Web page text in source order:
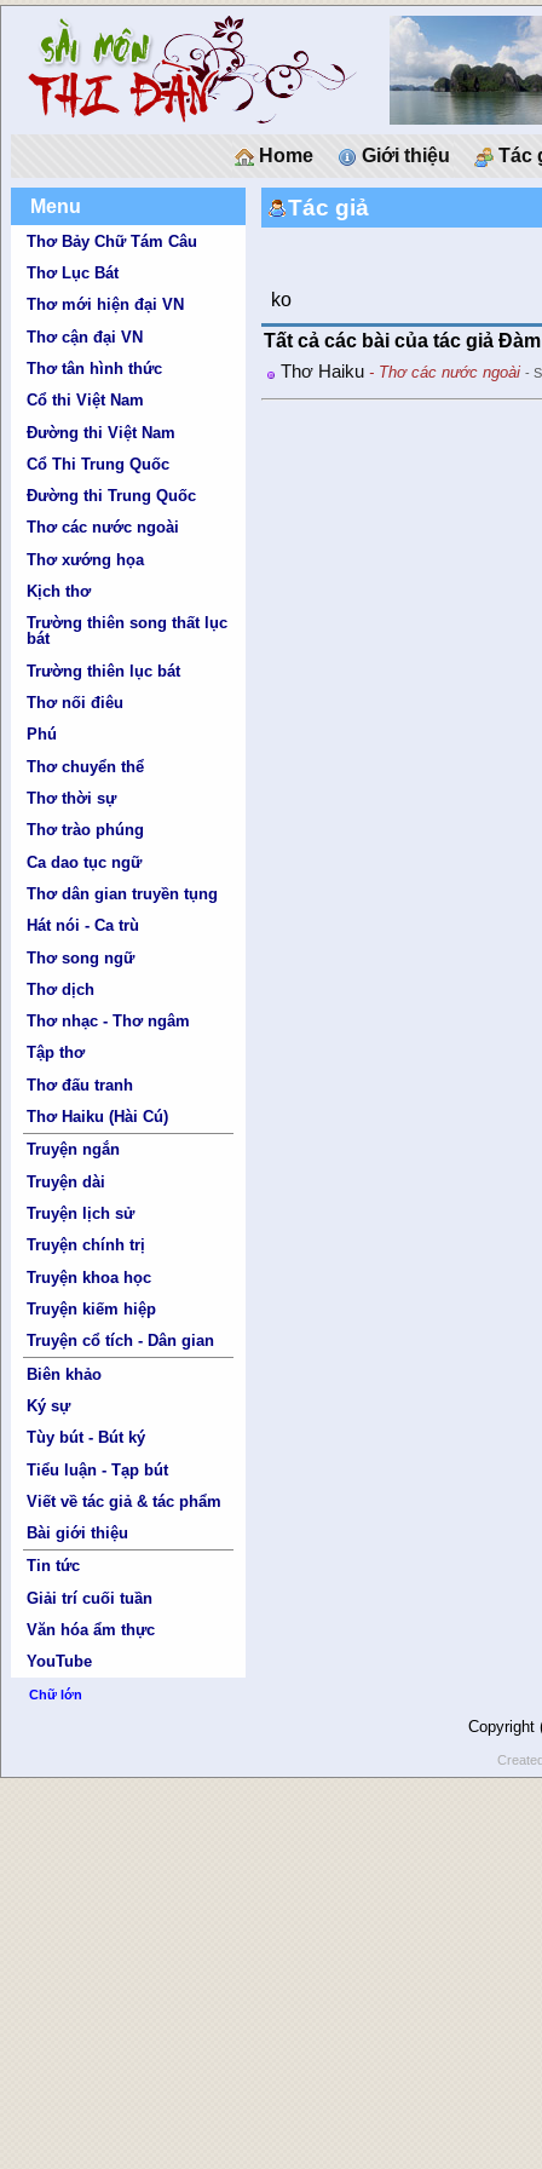
Home Giới thiệu Tác
Menu
Thơ Bảy Chữ Tám Câu
Thơ Lục Bát
Thơ mới hiện đại VN
Thơ cận đại VN
Thơ tân hình thức
Cổ thi Việt Nam
Đường thi Việt Nam
Cổ Thi Trung Quốc
Đường thi Trung Quốc
Thơ các nước ngoài
Thơ xướng họa
Kịch thơ
Trường thiên song thất lục
bát
Trường thiên lục bát
Thơ nối điêu
Phú
Thơ chuyển thể
Thơ thời sự
Thơ trào phúng
Ca dao tục ngữ
Thơ dân gian truyền tụng
Hát nói - Ca trù
Thơ song ngữ
Thơ dịch
Thơ nhạc - Thơ ngâm
Tập thơ
Thơ đấu tranh
Thơ Haiku (Hài Cú)
Truyện ngắn
Truyện dài
Truyện lịch sử
Truyện chính trị
Truyện khoa học
Truyện kiếm hiệp
Truyện cổ tích - Dân gian
Biên khảo
Ký sự
Tùy bút - Bút ký
Tiểu luận - Tạp bút
Viết về tác giả & tác phẩm
Bài giới thiệu
Tin tức
Giải trí cuối tuần
Văn hóa ẩm thực
YouTube
Chữ lớn
Tác giả
ko
Tất cả các bài của tác giả
Thơ Haiku - Thơ các nước ngoài -
Copyright